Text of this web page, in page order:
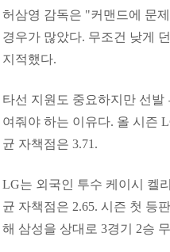
허삼영 감독은 "커맨드에 문
경우가 많았다. 무조건 낮게
지적했다.
타선 지원도 중요하지만 선발
여줘야 하는 이유다. 올 시즌
균 자책점은 3.71.
LG는 외국인 투수 케이시 켈
균 자책점은 2.65. 시즌 첫 등
해 삼성을 상대로 3경기 2승